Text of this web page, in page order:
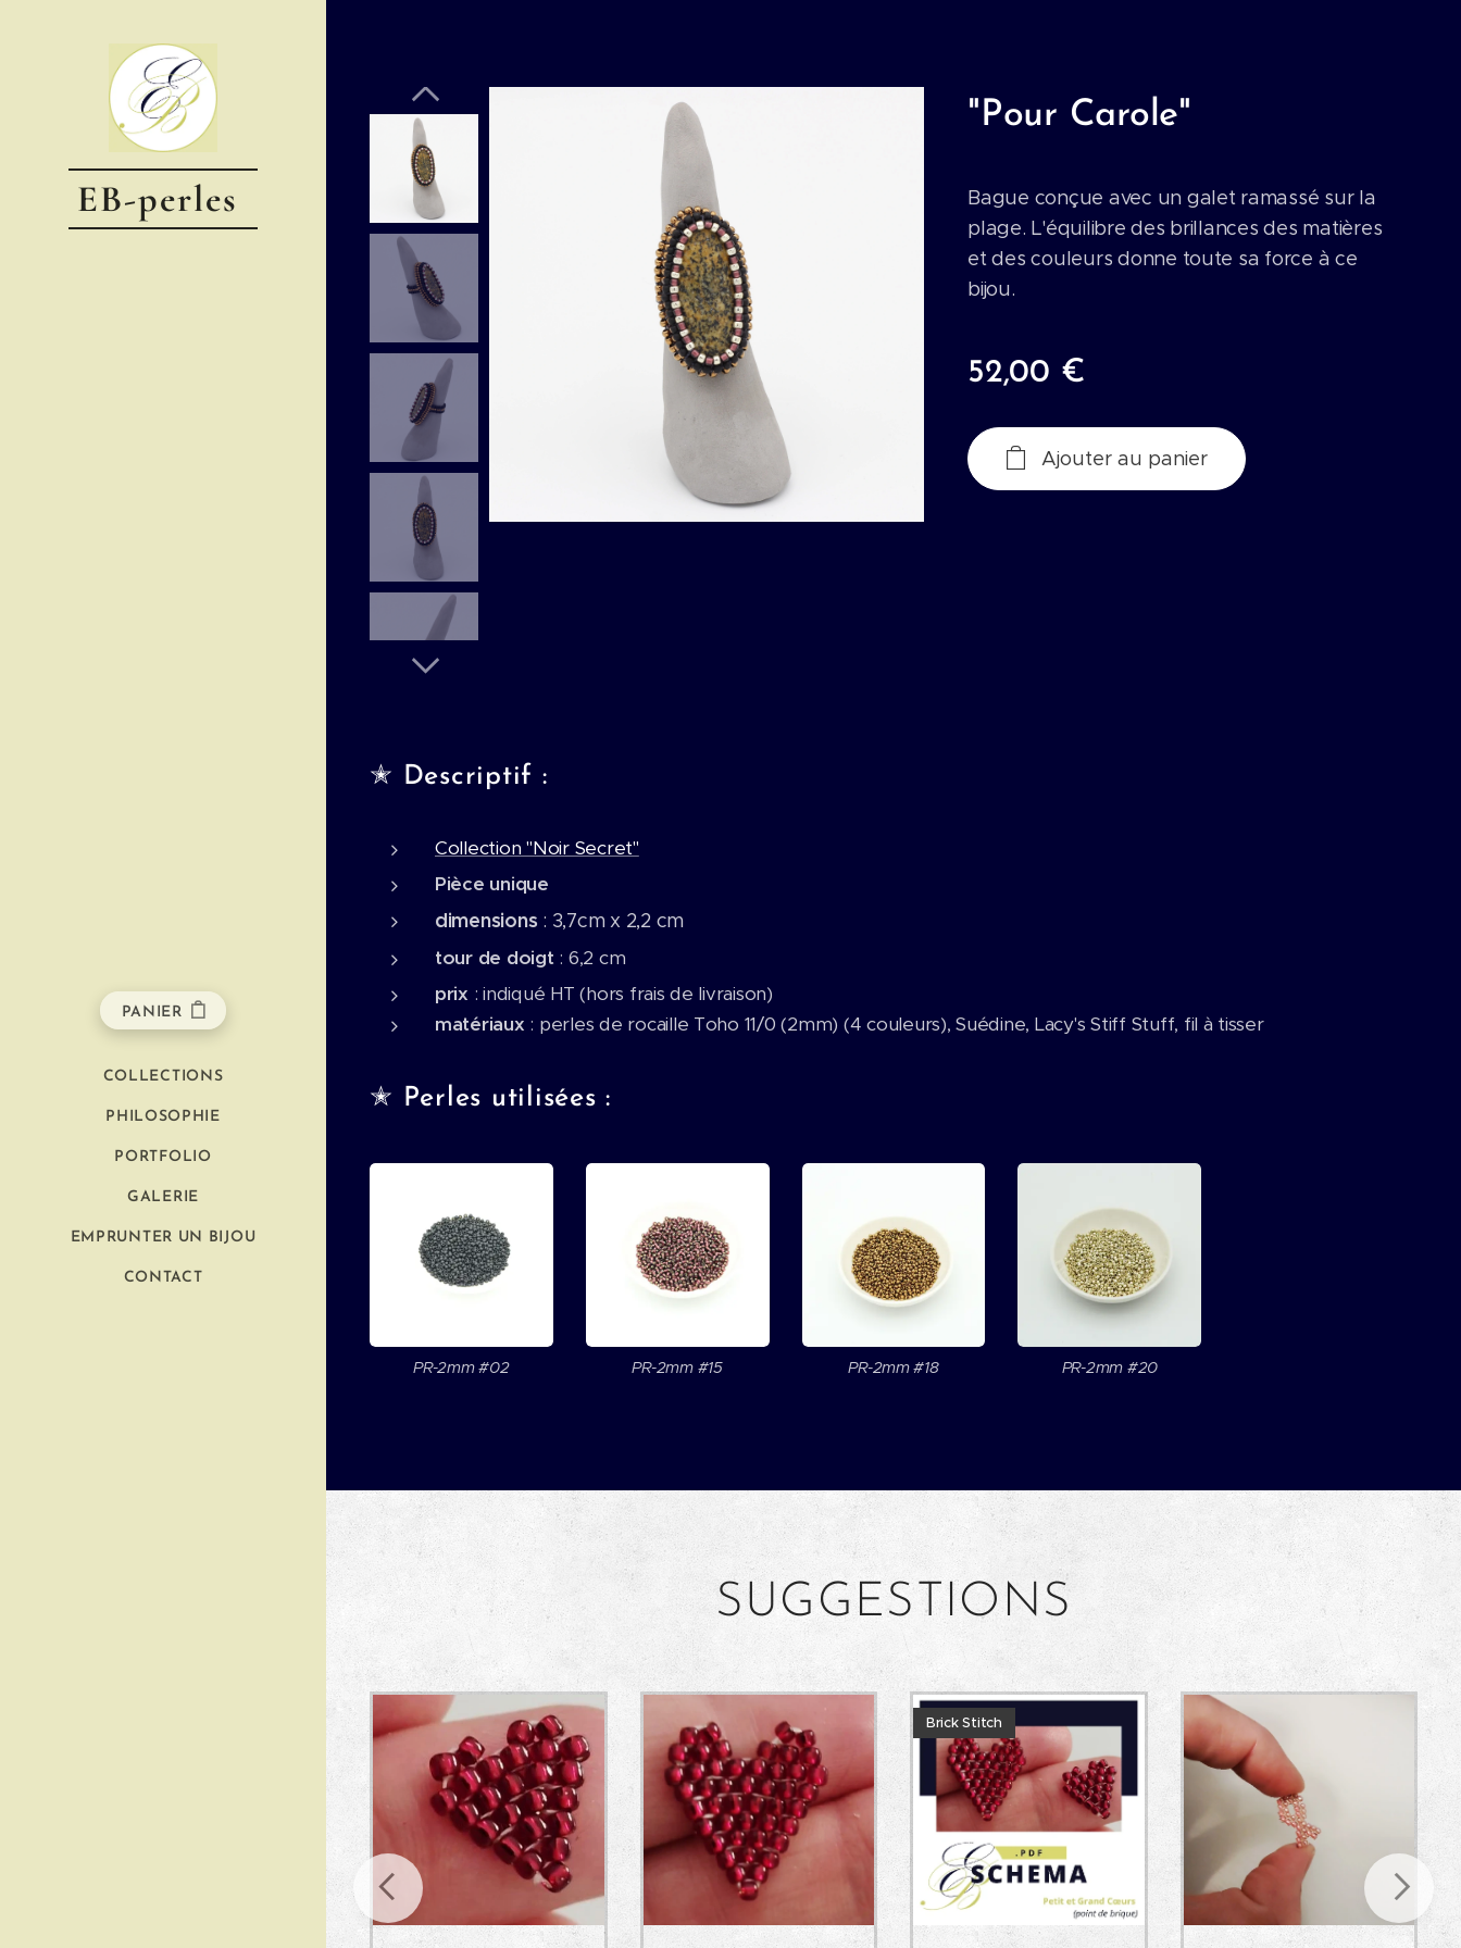
EB-perles
PANIER
COLLECTIONS
PHILOSOPHIE
PORTFOLIO
GALERIE
EMPRUNTER UN BIJOU
CONTACT
"Pour Carole"
Bague conçue avec un galet ramassé sur la
plage. L'équilibre des brillances des matières
et des couleurs donne toute sa force à ce
bijou.
52,00 €
Ajouter au panier
✭ Descriptif :
Collection "Noir Secret"
Pièce unique
dimensions : 3,7cm x 2,2 cm
tour de doigt : 6,2 cm
prix : indiqué HT (hors frais de livraison)
matériaux : perles de rocaille Toho 11/0 (2mm) (4 couleurs), Suédine, Lacy's Stiff Stuff, fil à tisser
✭ Perles utilisées :
PR-2mm #02 PR-2mm #15 PR-2mm #18 PR-2mm #20
SUGGESTIONS
Brick Stitch